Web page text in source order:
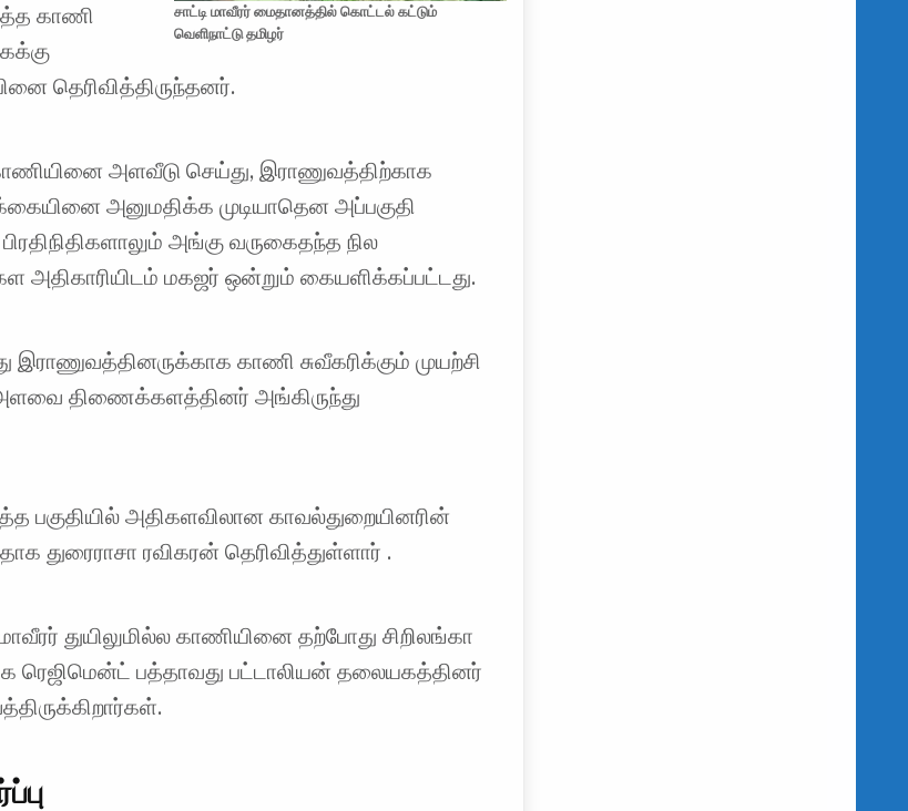
சாட்டி மாவீரர் மைதானத்தில் கொட்டல் கட்டும்
வெளிநாட்டு தமிழர்
காணி
தெரிவித்திருந்தனர்.
அளவீடு செய்து, இராணுவத்திற்காக
அனுமதிக்க முடியாதென அப்பகுதி
அங்கு வருகைதந்த நில
மகஜர் ஒன்றும் கையளிக்கப்பட்டது.
காணி சுவீகரிக்கும் முயற்சி
அளவை திணைக்களத்தினர் அங்கிருந்து
பகுதியில் அதிகளவிலான காவல்துறையினரின்
துரைராசா ரவிகரன் தெரிவித்துள்ளார் .
துயிலுமில்ல காணியினை தற்போது சிறிலங்கா
ரெஜிமென்ட் பத்தாவது பட்டாலியன் தலையகத்தினர்